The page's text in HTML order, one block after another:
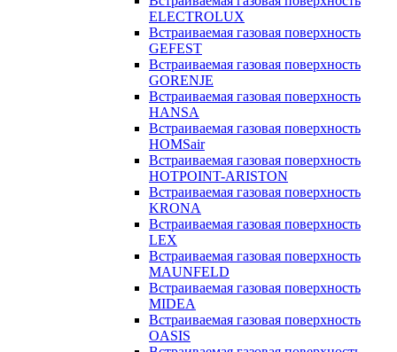
ELECTROLUX
Встраиваемая газовая поверхность
GEFEST
Встраиваемая газовая поверхность
GORENJE
Встраиваемая газовая поверхность
HANSA
Встраиваемая газовая поверхность
HOMSair
Встраиваемая газовая поверхность
HOTPOINT-ARISTON
Встраиваемая газовая поверхность
KRONA
Встраиваемая газовая поверхность
LEX
Встраиваемая газовая поверхность
MAUNFELD
Встраиваемая газовая поверхность
MIDEA
Встраиваемая газовая поверхность
OASIS